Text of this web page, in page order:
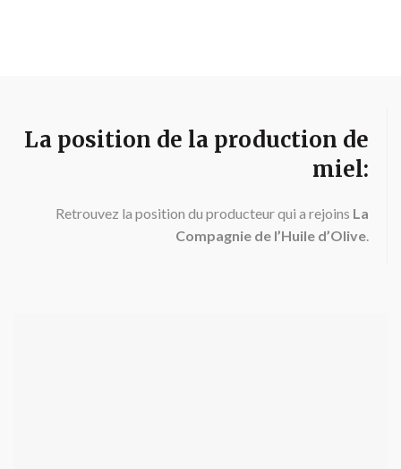
La position de la production de
miel:
Retrouvez la position du producteur qui a rejoins La
Compagnie de l’Huile d’Olive.